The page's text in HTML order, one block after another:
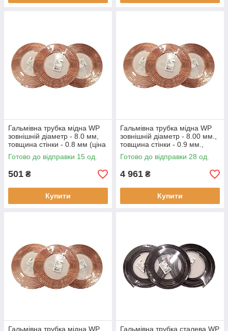
Гальмівна трубка мідна WP
зовнішній діаметр - 8.0 мм,
товщина стінки - 0.8 мм (ціна
за метр)
Готово до відправки 15 од.
501 ₴
Купити
Гальмівна трубка мідна WP
зовнішній діаметр - 8.00 мм.,
товщина стінки - 0.9 мм.,
(ціна за бухту - 10 метрів)
Готово до відправки 28 од.
4 961 ₴
Купити
Гальмівна трубка мідна WP
Гальмівна трубка сталева WP